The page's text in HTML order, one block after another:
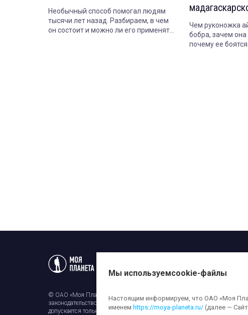
Необычный способ помогал людям
тысячи лет назад. Разбираем, в чем
он состоит и можно ли его применять
Чем руконожка
бобра, зачем она
почему ее боятся.
© ОАО «Моя Планета». Все права на любые материалы,
законодательством об авторском праве и смежных правах.
допускается только с разрешения правообладателя и ссылкой на сайт
Мы используемcookie-файлы
Настоящим информируем, что ОАО «Моя
именем https://moya-planeta.ru/ (далее —